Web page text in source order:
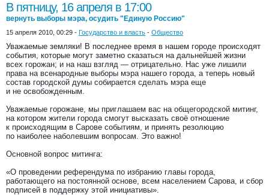
В пятницу, 16 апреля в 17:00
вернуть выборы мэра, осудить "Единую Россию"
15 апреля 2010, 00:29 - Государство и власть - Общество
Уважаемые земляки! В последнее время в нашем городе происходят
события, которые могут заметно сказаться на дальнейшей жизни
всех горожан; и на наш взгляд — отрицательно. Нас уже лишили
права на всенародные выборы мэра нашего города, а теперь новый
состав городской думы собирается сделать мэра еще
и не освобожденным.
Уважаемые горожане, мы приглашаем вас на общегородской митинг,
на котором жители города смогут высказать своё отношение
к происходящим в Сарове событиям, и принять резолюцию
по наиболее наболевшим вопросам. Это важно!
Основной вопрос митинга:
«О проведении референдума по избранию главы города,
работающего на постоянной основе, всем населением Сарова, и сбор
подписей в поддержку этой инициативы».